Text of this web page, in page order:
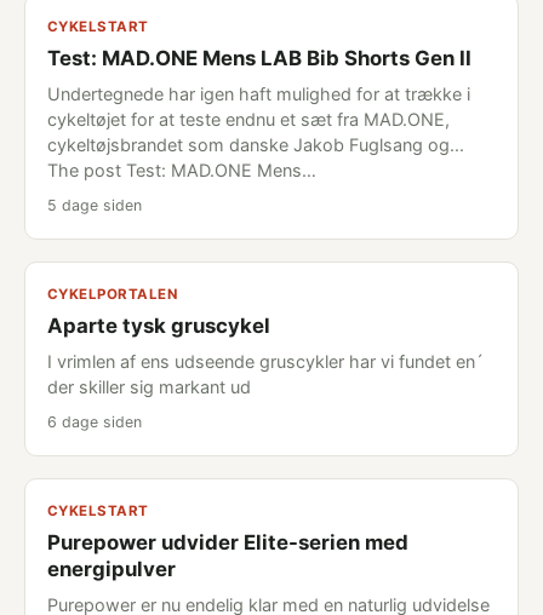
CYKELSTART
Test: MAD.ONE Mens LAB Bib Shorts Gen II
Undertegnede har igen haft mulighed for at trække i
cykeltøjet for at teste endnu et sæt fra MAD.ONE,
cykeltøjsbrandet som danske Jakob Fuglsang og...
The post Test: MAD.ONE Mens…
5 dage siden
CYKELPORTALEN
Aparte tysk gruscykel
I vrimlen af ens udseende gruscykler har vi fundet en´
der skiller sig markant ud
6 dage siden
CYKELSTART
Purepower udvider Elite-serien med
energipulver
Purepower er nu endelig klar med en naturlig udvidelse